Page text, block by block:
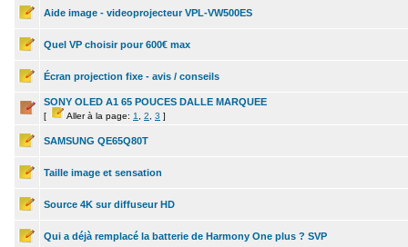
Aide image - videoprojecteur VPL-VW500ES
Quel VP choisir pour 600€ max
Écran projection fixe - avis / conseils
SONY OLED A1 65 POUCES DALLE MARQUEE
[ Aller à la page: 1 2 3 ]
SAMSUNG QE65Q80T
Taille image et sensation
Source 4K sur diffuseur HD
Qui a déjà remplacé la batterie de Harmony One plus ? SVP